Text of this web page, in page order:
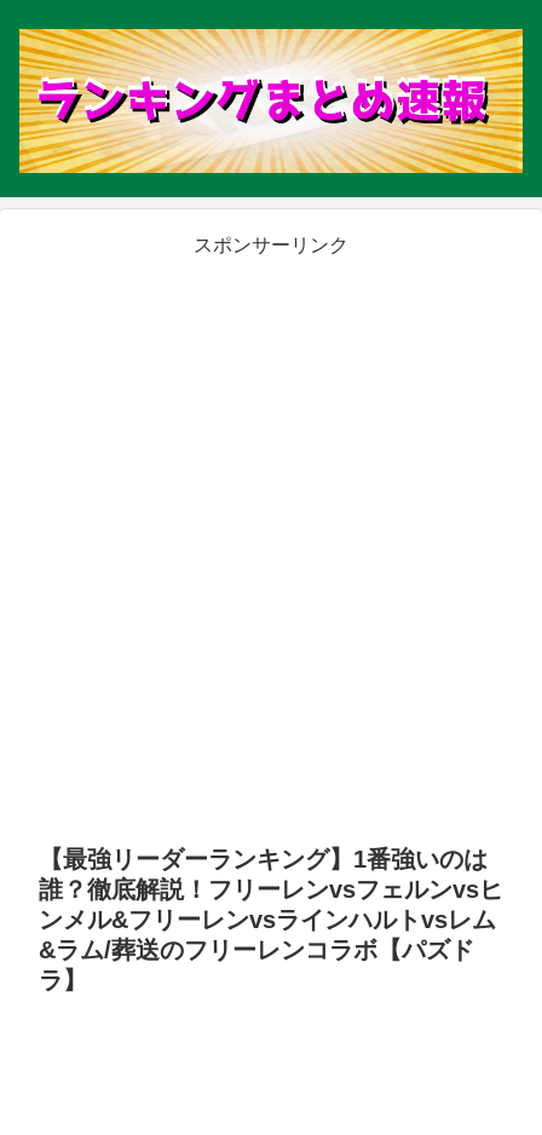
スポンサーリンク
【最強リーダーランキング】1番強いのは
誰？徹底解説！フリーレンvsフェルンvsヒ
ンメル&フリーレンvsラインハルトvsレム
&ラム/葬送のフリーレンコラボ【パズド
ラ】